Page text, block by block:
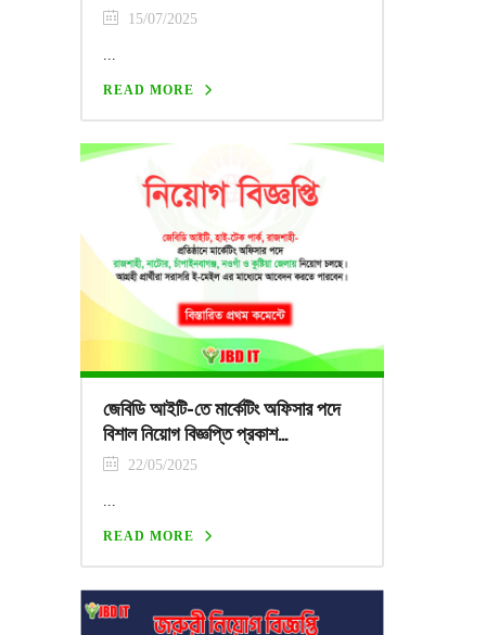
15/07/2025
...
READ MORE
জেবিডি আইটি-তে মার্কেটিং অফিসার পদে
বিশাল নিয়োগ বিজ্ঞপ্তি প্রকাশ…
22/05/2025
...
READ MORE